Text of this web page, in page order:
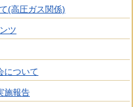
(高圧ガス関係)
ツ
について
施報告